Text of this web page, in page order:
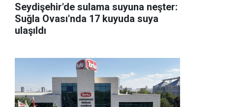
Seydişehir'de sulama suyuna neşter:
Suğla Ovası'nda 17 kuyuda suya
ulaşıldı